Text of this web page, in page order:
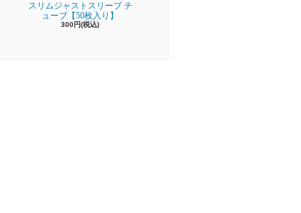
スリムジャストスリーブ チ
ューブ【50枚入り】
300円(税込)